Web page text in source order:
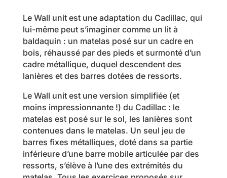
Le Wall unit est une adaptation du Cadillac, qui
lui-même peut s’imaginer comme un lit à
baldaquin : un matelas posé sur un cadre en
bois, réhaussé par des pieds et surmonté d’un
cadre métallique, duquel descendent des
lanières et des barres dotées de ressorts.
Le Wall unit est une version simplifiée (et
moins impressionnante !) du Cadillac : le
matelas est posé sur le sol, les lanières sont
contenues dans le matelas. Un seul jeu de
barres fixes métalliques, doté dans sa partie
inférieure d’une barre mobile articulée par des
ressorts, s’élève à l’une des extrémités du